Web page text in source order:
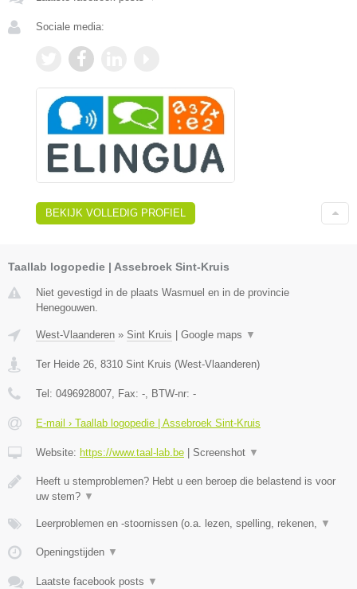
Sociale media:
BEKIJK VOLLEDIG PROFIEL
Taallab logopedie | Assebroek Sint-Kruis
Niet gevestigd in de plaats Wasmuel en in de provincie
Henegouwen.
West-Vlaanderen » Sint Kruis Google maps ▼
Ter Heide 26, 8310 Sint Kruis (West-Vlaanderen)
Tel: 0496928007, Fax: -, BTW-nr: -
E-mail › Taallab logopedie | Assebroek Sint-Kruis
Website: https://www.taal-lab.be Screenshot ▼
Heeft u stemproblemen? Hebt u een beroep die belastend is voor
uw stem? ▼
Leerproblemen en -stoornissen (o.a. lezen, spelling, rekenen, ▼
Openingstijden ▼
Laatste facebook posts ▼